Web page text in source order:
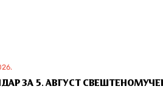
ЗА 5. АВГУСТ